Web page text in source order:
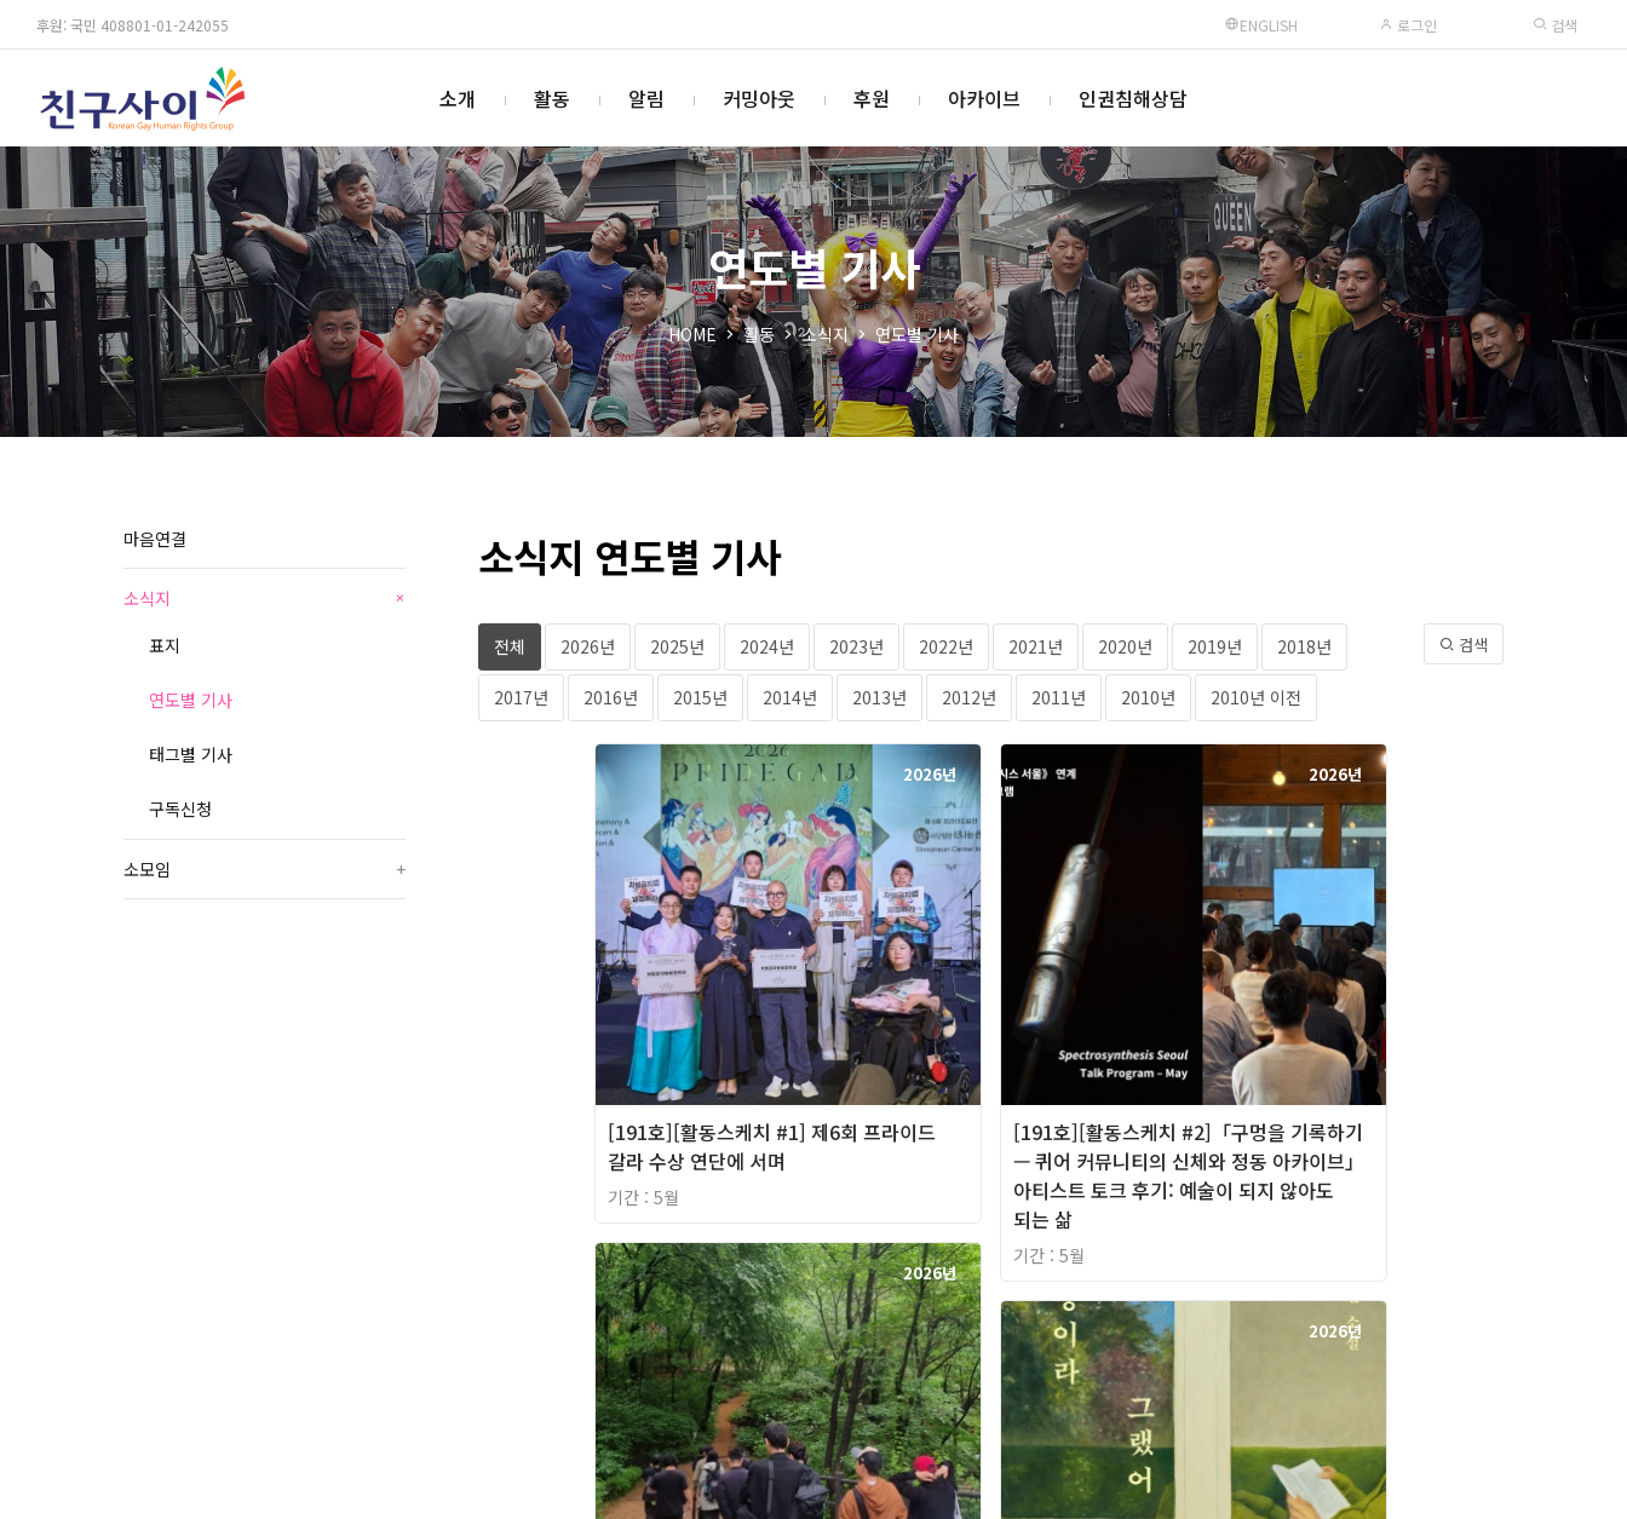
후원: 국민 408801-01-242055 ENGLISH 로그인 검색
소개 활동 알림 커밍아웃 후원 아카이브 인권침해상담
연도별 기사
HOME 활동 소식지 연도별 기사
마음연결
소식지 +
표지
연도별 기사
태그별 기사
구독신청
소모임 +
소식지 연도별 기사
전체 2026년 2025년 2024년 2023년 2022년 2021년 2020년 2019년 2018년
2017년 2016년 2015년 2014년 2013년 2012년 2011년 2010년 2010년 이전
검색
2026년
[191호][활동스케치 #1] 제6회 프라이드
갈라 수상 연단에 서며
기간 : 5월
2026년
[191호][활동스케치 #2]「구멍을 기록하기
— 퀴어 커뮤니티의 신체와 정동 아카이브」
아티스트 토크 후기: 예술이 되지 않아도
되는 삶
기간 : 5월
2026년
2026년